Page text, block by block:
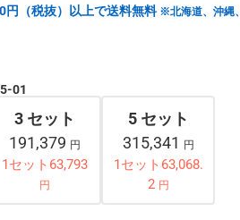
円（税抜）以上で送料無料 ※北海道、沖縄、
01
3 セット
191,379 円
1セット63,793
円
5 セット
315,341
円
1セット63,068.
2 円